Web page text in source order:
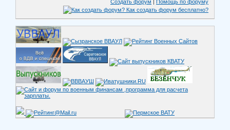
Создать форум | Помощь по форуму